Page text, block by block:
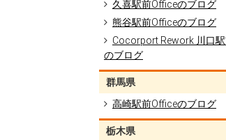
久喜駅前Officeのブログ
熊谷駅前Officeのブログ
Cocorport Rework 川口
のブログ
群馬県
高崎駅前Officeのブログ
栃木県